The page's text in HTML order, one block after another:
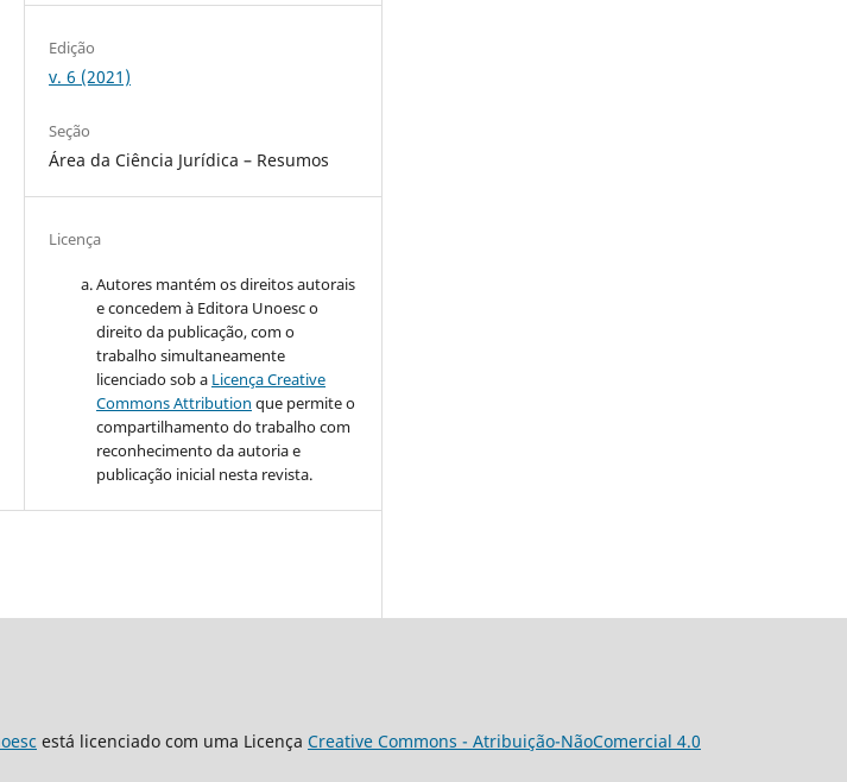
Edição
v. 6 (2021)
Seção
Área da Ciência Jurídica – Resumos
Licença
Autores mantém os direitos autorais
e concedem à Editora Unoesc o
direito da publicação, com o
trabalho simultaneamente
licenciado sob a Licença Creative
Commons Attribution que permite o
compartilhamento do trabalho com
reconhecimento da autoria e
publicação inicial nesta revista.
está licenciado com uma Licença Creative Commons - Atribuição-NãoComercial 4.0